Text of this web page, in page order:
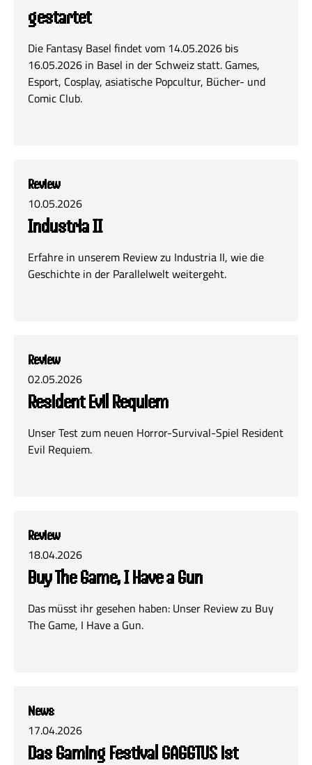
gestartet
Die Fantasy Basel findet vom 14.05.2026 bis
16.05.2026 in Basel in der Schweiz statt. Games,
Esport, Cosplay, asiatische Popcultur, Bücher- und
Comic Club.
Review
10.05.2026
Industria II
Erfahre in unserem Review zu Industria II, wie die
Geschichte in der Parallelwelt weitergeht.
Review
02.05.2026
Resident Evil Requiem
Unser Test zum neuen Horror-Survival-Spiel Resident
Evil Requiem.
Review
18.04.2026
Buy The Game, I Have a Gun
Das müsst ihr gesehen haben: Unser Review zu Buy
The Game, I Have a Gun.
News
17.04.2026
Das Gaming Festival GAGGTUS ist